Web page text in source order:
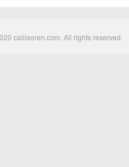
cailiaoren.com. All rights reserved.